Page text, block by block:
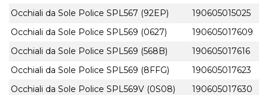
Occhiali da Sole Police SPL567 (92EP)
190605015025
Occhiali da Sole Police SPL569 (0627)
190605017609
Occhiali da Sole Police SPL569 (568B)
190605017616
Occhiali da Sole Police SPL569 (8FFG)
190605017623
Occhiali da Sole Police SPL569V (0S08)
190605017630